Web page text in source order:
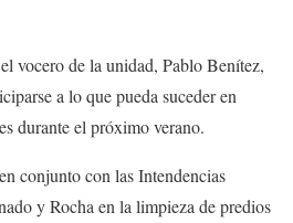
vocero de la unidad, Pablo Benítez,
a lo que pueda suceder en
durante el próximo verano.
conjunto con las Intendencias
y Rocha en la limpieza de predios